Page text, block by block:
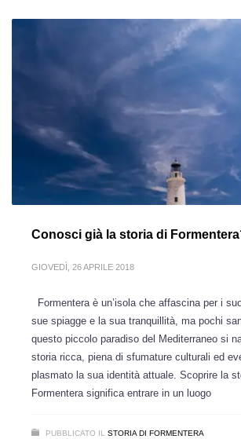
Conosci già la storia di
GIOVEDÌ, 26 APRILE 2018
Formentera è un’isola che affascina per i
sue spiagge e la sua tranquillità, ma pochi
questo piccolo paradiso del Mediterraneo si
storia ricca, piena di sfumature culturali ed
plasmato la sua identità attuale. Scoprire la
Formentera significa entrare in un luogo
PUBBLICATO IL STORIA DI FORMENTERA